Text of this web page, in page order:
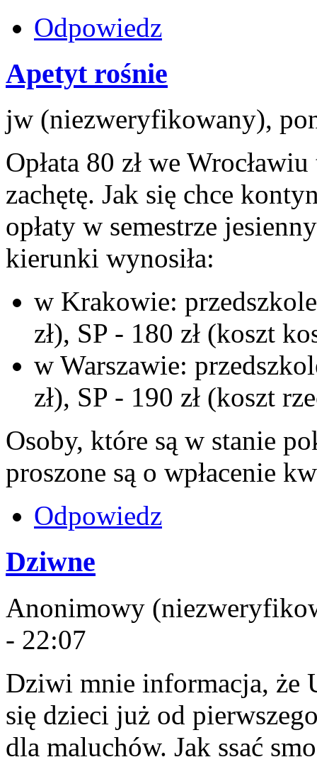
Odpowiedz
Apetyt rośnie
jw (niezweryfikowany),
Opłata 80 zł we
zachętę. Jak się chce
opłaty w semestrze
kierunki wynosiła:
w Krakowie:
zł), SP - 180 zł (koszt
w Warszawie:
zł), SP - 190 zł (koszt
Osoby, które są w stanie
proszone są o wpłacenie
Odpowiedz
Dziwne
Anonimowy
- 22:07
Dziwi mnie informacja, że
się dzieci już od
dla maluchów. Jak ssać